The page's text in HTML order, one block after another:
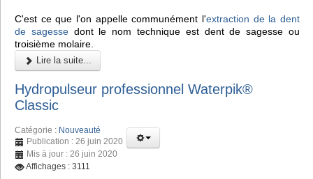
C'est ce que l'on appelle communément l'extraction de la dent
de sagessedont le nom technique est dent de sagesse ou
troisième molaire.
Lire la suite...
Hydropulseur professionnel Waterpik®
Classic
Catégorie : Nouveauté
Publication : 26 juin 2020
Mis à jour : 26 juin 2020
Affichages : 3111